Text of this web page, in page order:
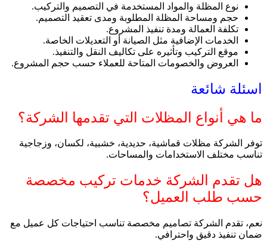
نوع المظلة والمواد المستخدمة في التصميم والتركيب.
حجم ومساحة المظلة المطلوبة ومدى تعقيد التصميم.
تكلفة العمالة ومدة تنفيذ المشروع.
الخدمات الإضافية مثل الصيانة أو التعديلات الخاصة.
موقع التركيب وتأثيره على تكاليف النقل والتنفيذ.
العروض والخصومات المتاحة للعملاء حسب حجم المشروع.
اسئلة شائعة
ما هي أنواع المظلات التي تقدمها الشركة؟
توفر الشركة مظلات قماشية، حديدية، خشبية، لكسان، وزجاجية
تناسب مختلف الاستخدامات والمساحات.
هل تقدم الشركة خدمات تركيب مخصصة
حسب طلب العميل؟
نعم، تقدم الشركة تصاميم مخصصة تناسب احتياجات كل عميل مع
ضمان تنفيذ دقيق واحترافي.